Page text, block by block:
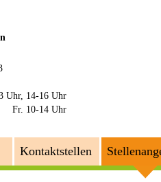
Uhr, 14-16 Uhr
Fr. 10-14 Uhr
Kontaktstellen